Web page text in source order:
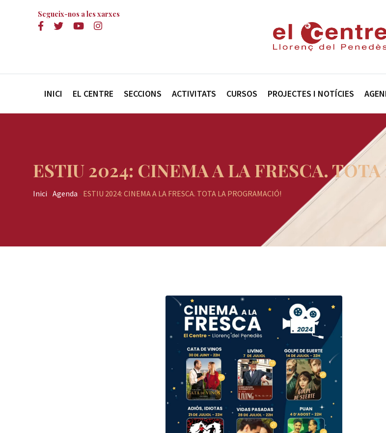
Segueix-nos a les xarxes
INICI EL CENTRE SECCIONS ACTIVITATS CURSOS PROJECTES I NOTÍCIES
ESTIU 2024: CINEMA A LA FRESCA.
Inici -Agenda - ESTIU 2024: CINEMA A LA FRESCA. TOTA LA PROGRAMACIÓ!